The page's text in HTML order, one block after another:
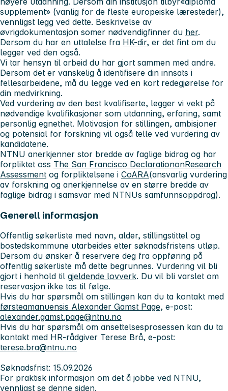
supplement» (vanlig for de fleste europeiske læresteder),
vennligst legg ved dette. Beskrivelse av
øvrigdokumentasjon somer nødvendigfinner du her.
Dersom du har en uttalelse fra HK-dir, er det fint om du
legger ved den også.
Vi tar hensyn til arbeid du har gjort sammen med andre.
Dersom det er vanskelig å identifisere din innsats i
fellesarbeidene, må du legge ved en kort redegjørelse for
din medvirkning.
Ved vurdering av den best kvalifiserte, legger vi vekt på
nødvendige kvalifikasjoner som utdanning, erfaring, samt
personlig egnethet. Motivasjon for stillingen, ambisjoner
og potensial for forskning vil også telle ved vurdering av
kandidatene.
NTNU anerkjenner stor bredde av faglige bidrag og har
forpliktet oss The San Francisco DeclarationonResearch
Assessment og forpliktelsene i CoARA(ansvarlig vurdering
av forskning og anerkjennelse av en større bredde av
faglige bidrag i samsvar med NTNUs samfunnsoppdrag).
Generell informasjon
Offentlig søkerliste med navn, alder, stillingstittel og
bostedskommune utarbeides etter søknadsfristens utløp.
Dersom du ønsker å reservere deg fra oppføring på
offentlig søkerliste må dette begrunnes. Vurdering vil bli
gjort i henhold til gjeldende lovverk. Du vil bli varslet om
reservasjon ikke tas til følge.
Hvis du har spørsmål om stillingen kan du ta kontakt med
førsteamanuensis Alexander Gamst Page, e-post:
alexander.gamst.page@ntnu.no
Hvis du har spørsmål om ansettelsesprosessen kan du ta
kontakt med HR-rådgiver Terese Brå, e-post:
terese.bra@ntnu.no
Søknadsfrist: 15.09.2026
For praktisk informasjon om det å jobbe ved NTNU,
vennligst se denne siden.